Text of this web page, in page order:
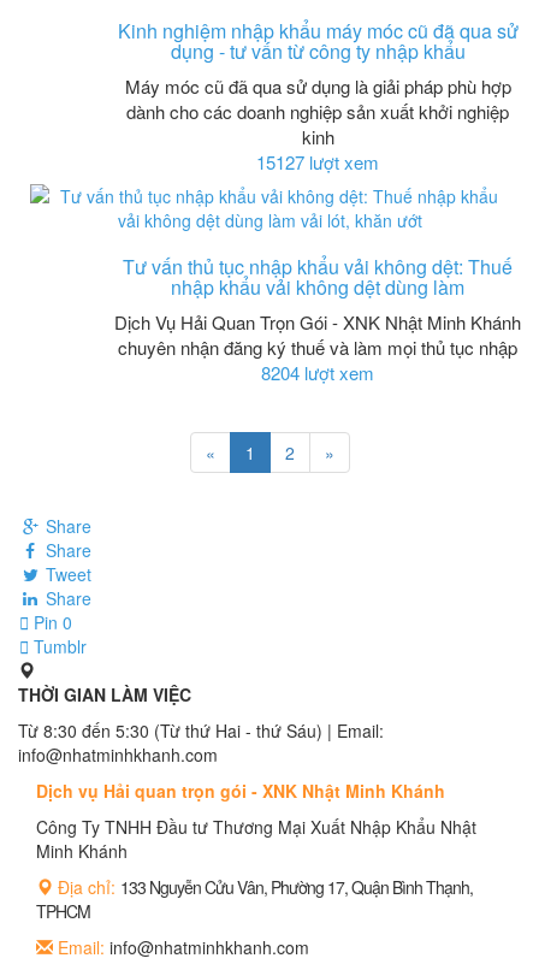
Kinh nghiệm nhập khẩu máy móc cũ đã qua sử
dụng - tư vấn từ công ty nhập khẩu
Máy móc cũ đã qua sử dụng là giải pháp phù hợp
dành cho các doanh nghiệp sản xuất khởi nghiệp
kinh
15127 lượt xem
Tư vấn thủ tục nhập khẩu vải không dệt: Thuế
nhập khẩu vải không dệt dùng làm
Dịch Vụ Hải Quan Trọn Gói - XNK Nhật Minh Khánh
chuyên nhận đăng ký thuế và làm mọi thủ tục nhập
8204 lượt xem
« 1 2 »
Share
Share
Tweet
Share
Pin 0
Tumblr
THỜI GIAN LÀM VIỆC
Từ 8:30 đến 5:30 (Từ thứ Hai - thứ Sáu) | Email:
info@nhatminhkhanh.com
Dịch vụ Hải quan trọn gói - XNK Nhật Minh Khánh
Công Ty TNHH Đầu tư Thương Mại Xuất Nhập Khẩu Nhật
Minh Khánh
Địa chỉ: 133 Nguyễn Cửu Vân, Phường 17, Quận Bình Thạnh,
TPHCM
Email: info@nhatminhkhanh.com